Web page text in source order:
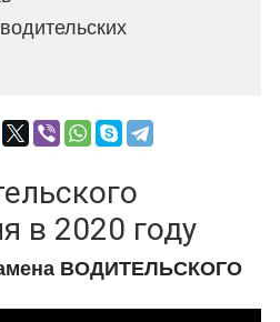
в 2020 году
ВОДИТЕЛЬСКОГО